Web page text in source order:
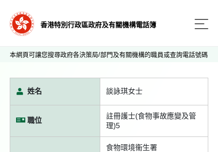
香港特別行政區政府及有關機構電話簿
本網頁可讓您搜尋政府各決策局/部門及有關機構的職員或查詢電話號碼
姓名 談詠琪女士
職位
註冊護士(食物事故應變及管
理)5
食物環境衞生署